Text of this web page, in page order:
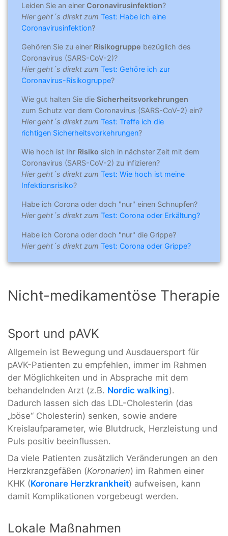
Leiden Sie an einer Coronavirusinfektion?
Hier geht´s direkt zum Test: Habe ich eine
Coronavirusinfektion?
Gehören Sie zu einer Risikogruppe bezüglich des
Coronavirus (SARS-CoV-2)?
Hier geht´s direkt zum Test: Gehöre ich zur
Coronavirus-Risikogruppe?
Wie gut halten Sie die Sicherheitsvorkehrungen
zum Schutz vor dem Coronavirus (SARS-CoV-2) ein?
Hier geht´s direkt zum Test: Treffe ich die
richtigen Sicherheitsvorkehrungen?
Wie hoch ist Ihr Risiko sich in nächster Zeit mit dem
Coronavirus (SARS-CoV-2) zu infizieren?
Hier geht´s direkt zum Test: Wie hoch ist meine
Infektionsrisiko?
Habe ich Corona oder doch "nur" einen Schnupfen?
Hier geht´s direkt zum Test: Corona oder Erkältung?
Habe ich Corona oder doch "nur" die Grippe?
Hier geht´s direkt zum Test: Corona oder Grippe?
Nicht-medikamentöse Therapie
Sport und pAVK
Allgemein ist Bewegung und Ausdauersport für
pAVK-Patienten zu empfehlen, immer im Rahmen
der Möglichkeiten und in Absprache mit dem
behandelnden Arzt (z.B. Nordic walking).
Dadurch lassen sich das LDL-Cholesterin (das
„böse“ Cholesterin) senken, sowie andere
Kreislaufparameter, wie Blutdruck, Herzleistung und
Puls positiv beeinflussen.
Da viele Patienten zusätzlich Veränderungen an den
Herzkranzgefäßen (Koronarien) im Rahmen einer
KHK (Koronare Herzkrankheit) aufweisen, kann
damit Komplikationen vorgebeugt werden.
Lokale Maßnahmen